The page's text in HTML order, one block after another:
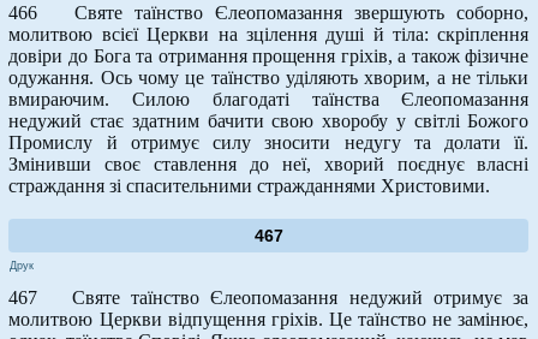
466 Святе таїнство Єлеопомазання звершують соборно,
молитвою всієї Церкви на зцілення душі й тіла: скріплення
довіри до Бога та отримання прощення гріхів, а також фізичне
одужання. Ось чому це таїнство уділяють хворим, а не тільки
вмираючим. Силою благодаті таїнства Єлеопомазання
недужий стає здатним бачити свою хворобу у світлі Божого
Промислу й отримує силу зносити недугу та долати її.
Змінивши своє ставлення до неї, хворий поєднує власні
страждання зі спасительними стражданнями Христовими.
467
Друк
467 Святе таїнство Єлеопомазання недужий отримує за
молитвою Церкви відпущення гріхів. Це таїнство не замінює,